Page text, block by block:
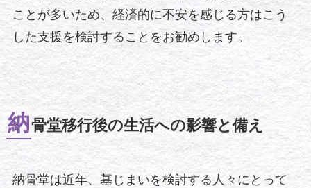
ことが多いため、経済的に不安を感じる方はこう
した支援を検討することをお勧めします。
納骨堂移行後の生活への影響と備え
納骨堂は近年、墓じまいを検討する人々にとって